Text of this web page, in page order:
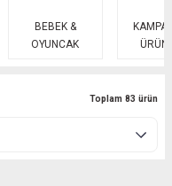
BEBEK &
OYUNCAK
Toplam 83 ürün